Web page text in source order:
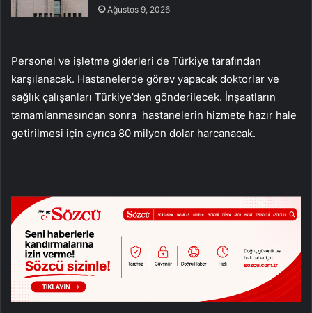
Ağustos 9, 2026
Personel ve işletme giderleri de Türkiye tarafından
karşılanacak. Hastanelerde görev yapacak doktorlar ve
sağlık çalışanları Türkiye’den gönderilecek. İnşaatların
tamamlanmasından sonra hastanelerin hizmete hazır hale
getirilmesi için ayrıca 80 milyon dolar harcanacak.